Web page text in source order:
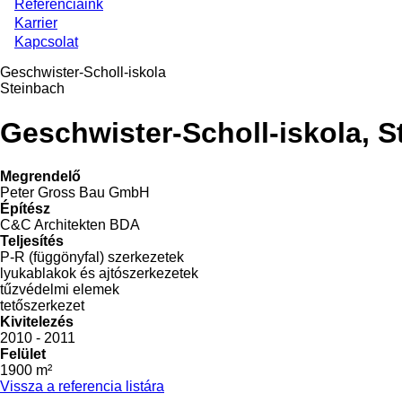
Referenciáink
Karrier
Kapcsolat
Geschwister-Scholl-iskola
Steinbach
Geschwister-Scholl-iskola,
Megrendelő
Peter Gross Bau GmbH
Építész
C&C Architekten BDA
Teljesítés
P-R (függönyfal) szerkezetek
lyukablakok és ajtószerkezetek
tűzvédelmi elemek
tetőszerkezet
Kivitelezés
2010 - 2011
Felület
1900 m²
Vissza a referencia listára